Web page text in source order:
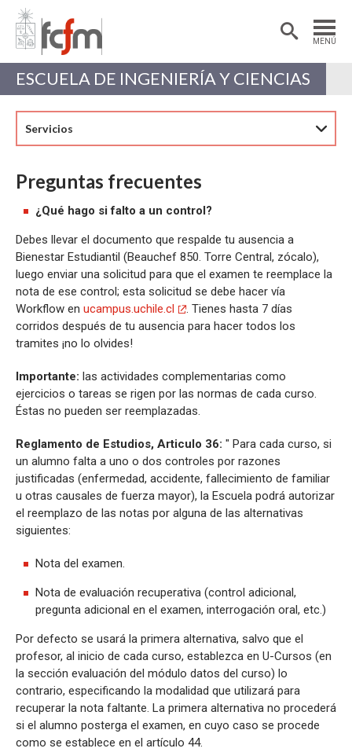
MENÚ
Estudiantes
Académicas/os
ESCUELA DE INGENIERÍA Y CIENCIAS
Servicios
Preguntas frecuentes
¿Qué hago si falto a un control?
Debes llevar el documento que respalde tu ausencia a
Bienestar Estudiantil (Beauchef 850. Torre Central, zócalo),
luego enviar una solicitud para que el examen te reemplace la
nota de ese control; esta solicitud se debe hacer vía
Workflow en ucampus.uchile.cl
. Tienes hasta 7 días
corridos después de tu ausencia para hacer todos los
tramites ¡no lo olvides!
Importante: las actividades complementarias como
ejercicios o tareas se rigen por las normas de cada curso.
Éstas no pueden ser reemplazadas.
Reglamento de Estudios, Articulo 36: " Para cada curso, si
un alumno falta a uno o dos controles por razones
justificadas (enfermedad, accidente, fallecimiento de familiar
u otras causales de fuerza mayor), la Escuela podrá autorizar
el reemplazo de las notas por alguna de las alternativas
siguientes:
Nota del examen.
Nota de evaluación recuperativa (control adicional,
pregunta adicional en el examen, interrogación oral, etc.)
Por defecto se usará la primera alternativa, salvo que el
profesor, al inicio de cada curso, establezca en U-Cursos (en
la sección evaluación del módulo datos del curso) lo
contrario, especificando la modalidad que utilizará para
recuperar la nota faltante. La primera alternativa no procederá
si el alumno posterga el examen, en cuyo caso se procede
como se establece en el artículo 44.